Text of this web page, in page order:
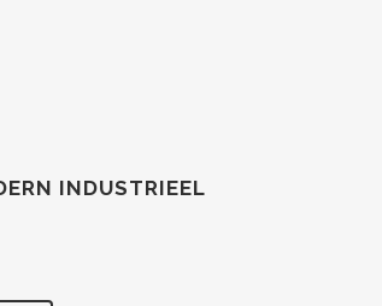
INDUSTRIEEL